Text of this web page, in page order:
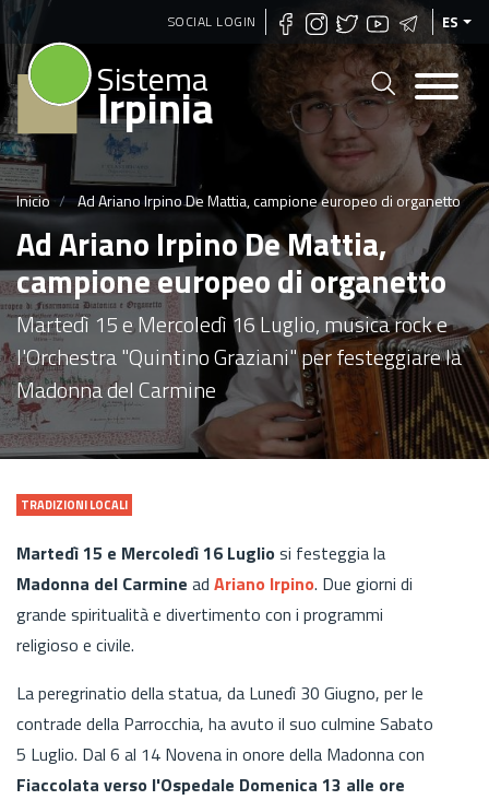
Pasar
contenido
principal
SOCIAL LOGIN ES
Sistema
Irpinia
Inicio Ad Ariano Irpino De Mattia, campione europeo di organetto
Ad Ariano Irpino De Mattia,
campione europeo di organetto
Martedì 15 e Mercoledì 16 Luglio, musica rock e
l'Orchestra "Quintino Graziani" per festeggiare la
Madonna del Carmine
TRADIZIONI LOCALI
Martedì 15 e Mercoledì 16 Lugliosi festeggia la
Madonna del Carmine ad Ariano Irpino. Due giorni di
grande spiritualità e divertimento con i programmi
religioso e civile.
La peregrinatio della statua, da Lunedì 30 Giugno, per le
contrade della Parrocchia, ha avuto il suo culmine Sabato
5 Luglio. Dal 6 al 14 Novena in onore della Madonna con
Fiaccolata verso l'Ospedale Domenica 13 alle ore